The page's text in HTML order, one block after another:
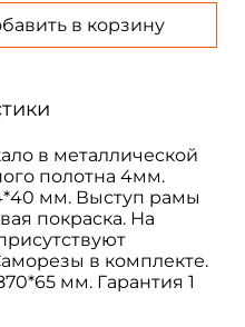
в корзину
в металлической
полотна 4мм.
мм. Выступ рамы
покраска. На
в комплекте.
мм. Гарантия 1